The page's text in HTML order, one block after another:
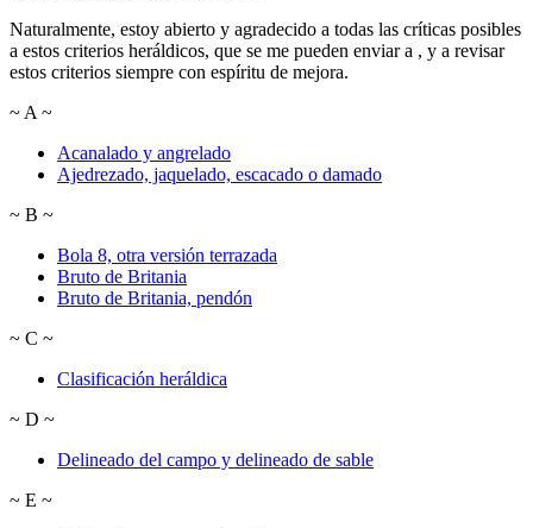
Naturalmente, estoy abierto y agradecido a todas las críticas posibles
a estos criterios heráldicos, que se me pueden enviar a , y a revisar
estos criterios siempre con espíritu de mejora.
~ A ~
Acanalado y angrelado
Ajedrezado, jaquelado, escacado o damado
~ B ~
Bola 8, otra versión terrazada
Bruto de Britania
Bruto de Britania, pendón
~ C ~
Clasificación heráldica
~ D ~
Delineado del campo y delineado de sable
~ E ~